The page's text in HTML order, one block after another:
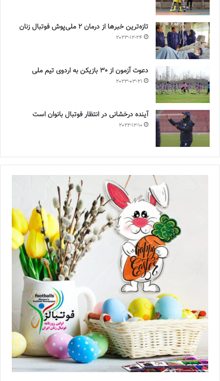
تازه‌ترین خبرها از درمان ۲ ملی‌پوش فوتبال زنان
2023-12-24
دعوت آزمون از 30 بازیکن به اردوی تیم ملی
2023-03-21
آینده درخشانی در انتظار فوتبال بانوان است
2022-12-10